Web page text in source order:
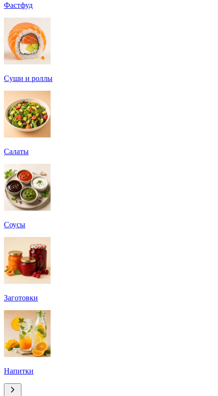
Фастфуд
Суши и роллы
Салаты
Соусы
Заготовки
Напитки